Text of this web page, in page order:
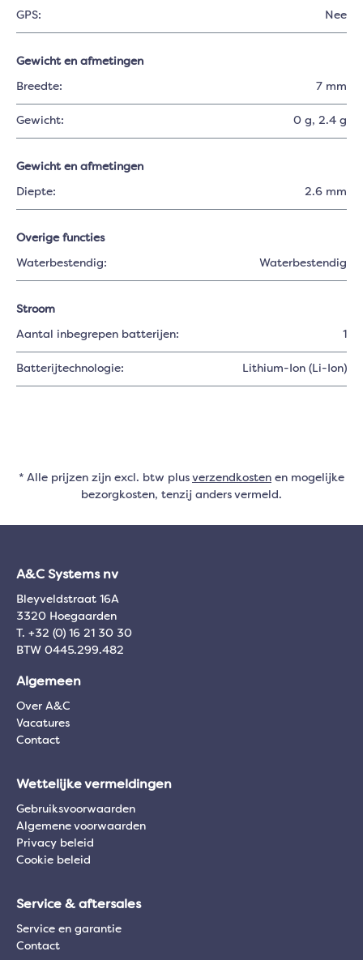
GPS: Nee
Gewicht en afmetingen
Breedte: 7 mm
Gewicht: 0 g, 2.4 g
Gewicht en afmetingen
Diepte: 2.6 mm
Overige functies
Waterbestendig: Waterbestendig
Stroom
Aantal inbegrepen batterijen: 1
Batterijtechnologie: Lithium-Ion (Li-Ion)
* Alle prijzen zijn excl. btw plus verzendkosten en mogelijke
bezorgkosten, tenzij anders vermeld.
A&C Systems nv
Bleyveldstraat 16A
3320 Hoegaarden
T. +32 (0) 16 21 30 30
BTW 0445.299.482
Algemeen
Over A&C
Vacatures
Contact
Wettelijke vermeldingen
Gebruiksvoorwaarden
Algemene voorwaarden
Privacy beleid
Cookie beleid
Service & aftersales
Service en garantie
Contact